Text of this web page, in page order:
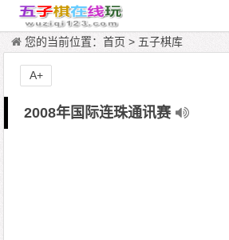
您的当前位置：首页 > 五子棋库
2008年国际连珠通讯赛
A+